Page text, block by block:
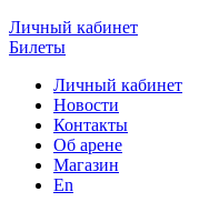
Личный кабинет
Билеты
Личный кабинет
Новости
Контакты
Об арене
Магазин
En